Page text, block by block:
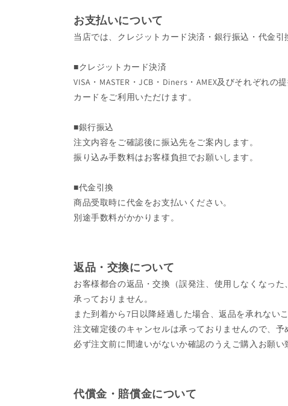
お支払いについて
当店では、クレジットカード決済・銀行振込・代金引
■クレジットカード決済
VISA・MASTER・JCB・Diners・AMEX及びそれぞれの
カードをご利用いただけます。
■銀行振込
注文内容をご確認後に振込先をご案内します。
振り込み手数料はお客様負担でお願いします。
■代金引換
商品受取時に代金をお支払いください。
別途手数料がかかります。
返品・交換について
お客様都合の返品・交換（誤発注、使用しなくなっ
承っておりません。
また到着から7日以降経過した場合、返品を承れない
注文確定後のキャンセルは承っておりませんので、予
必ず注文前に間違いがないか確認のうえご購入お願い
代償金・賠償金について